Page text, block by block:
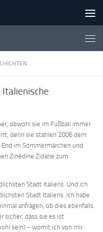
Italienische
obwohl sie im Fußball immer
denn sie stahlen 2006 dem
im Sommermärchen und
Zinédine Zidane zum
Stadt Italiens. Und ich
Stadt Italiens. Ich habe
anfragen, ob dies ebenfalls
sicher, dass sie es ist
sein) – womit ich von mir